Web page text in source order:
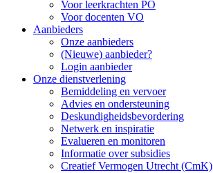
Voor leerkrachten PO
Voor docenten VO
Aanbieders
Onze aanbieders
(Nieuwe) aanbieder?
Login aanbieder
Onze dienstverlening
Bemiddeling en vervoer
Advies en ondersteuning
Deskundigheidsbevordering
Netwerk en inspiratie
Evalueren en monitoren
Informatie over subsidies
Creatief Vermogen Utrecht (CmK)